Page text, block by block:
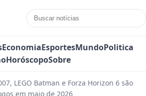
EconomiaEsportesMundoPolitica
HoróscopoSobre
LEGO Batman e Forza Horizon 6 são
em maio de 2026